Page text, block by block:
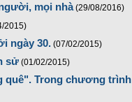
mọi nhà (29/08/2016)
2015)
ngày 30. (07/02/2015)
sử (01/02/2015)
quê". Trong chương